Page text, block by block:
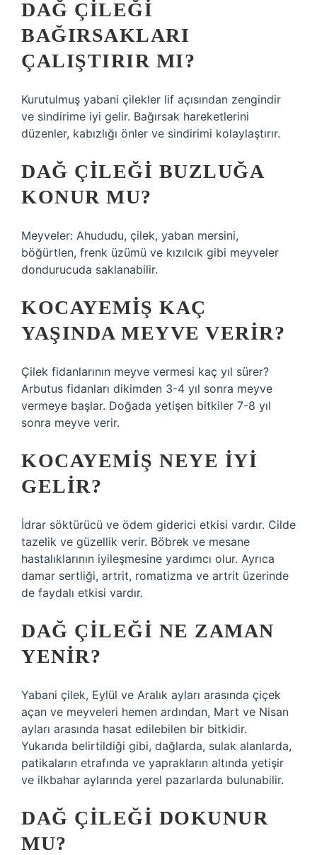
DAĞ ÇILEĞI
BAĞIRSAKLARI
ÇALIŞTIRIR MI?
Kurutulmuş yabani çilekler lif açısından zengindir
ve sindirime iyi gelir. Bağırsak hareketlerini
düzenler, kabızlığı önler ve sindirimi kolaylaştırır.
DAĞ ÇILEĞI BUZLUĞA
KONUR MU?
Meyveler: Ahududu, çilek, yaban mersini,
böğürtlen, frenk üzümü ve kızılcık gibi meyveler
dondurucuda saklanabilir.
KOCAYEMIŞ KAÇ
YAŞINDA MEYVE VERIR?
Çilek fidanlarının meyve vermesi kaç yıl sürer?
Arbutus fidanları dikimden 3-4 yıl sonra meyve
vermeye başlar. Doğada yetişen bitkiler 7-8 yıl
sonra meyve verir.
KOCAYEMIŞ NEYE IYI
GELIR?
İdrar söktürücü ve ödem giderici etkisi vardır. Cilde
tazelik ve güzellik verir. Böbrek ve mesane
hastalıklarının iyileşmesine yardımcı olur. Ayrıca
damar sertliği, artrit, romatizma ve artrit üzerinde
de faydalı etkisi vardır.
DAĞ ÇILEĞI NE ZAMAN
YENIR?
Yabani çilek, Eylül ve Aralık ayları arasında çiçek
açan ve meyveleri hemen ardından, Mart ve Nisan
ayları arasında hasat edilebilen bir bitkidir.
Yukarıda belirtildiği gibi, dağlarda, sulak alanlarda,
patikaların etrafında ve yaprakların altında yetişir
ve ilkbahar aylarında yerel pazarlarda bulunabilir.
DAĞ ÇILEĞI DOKUNUR
MU?